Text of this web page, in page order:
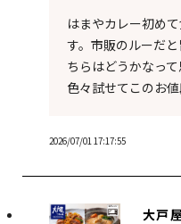
はまやカレー初め
す。市販のルーだ
ちらはどうかなっ
色々試せてこのお値
2026/07/01 17:17:55
大戸